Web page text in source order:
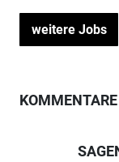
weitere Jobs
KOMMENTARE